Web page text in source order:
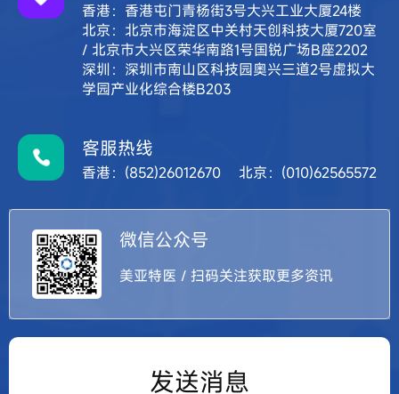
香港：香港屯门青杨街3号大兴工业大厦24楼
北京：北京市海淀区中关村天创科技大厦720室
/ 北京市大兴区荣华南路1号国锐广场B座2202
深圳：深圳市南山区科技园奥兴三道2号虚拟大
学园产业化综合楼B203
客服热线
香港：(852)26012670 北京：(010)62565572
微信公众号
美亚特医 / 扫码关注获取更多资讯
发送消息